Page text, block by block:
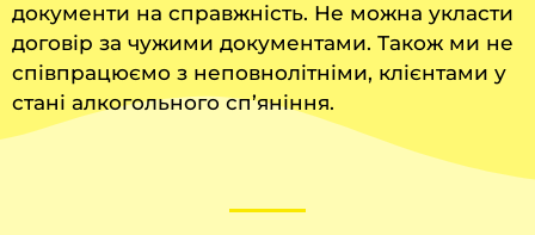
документи на справжність. Не можна укласти
договір за чужими документами. Також ми не
співпрацюємо з неповнолітніми, клієнтами у
стані алкогольного сп’яніння.